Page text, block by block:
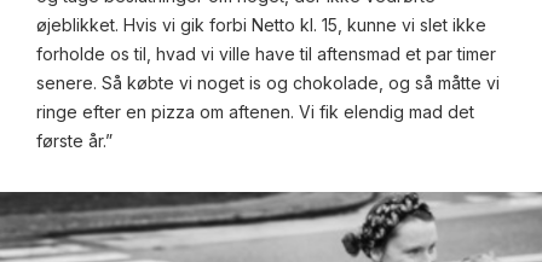
øjeblikket. Hvis vi gik forbi Netto kl. 15, kunne vi slet ikke
forholde os til, hvad vi ville have til aftensmad et par timer
senere. Så købte vi noget is og chokolade, og så måtte vi
ringe efter en pizza om aftenen. Vi fik elendig mad det
første år.”